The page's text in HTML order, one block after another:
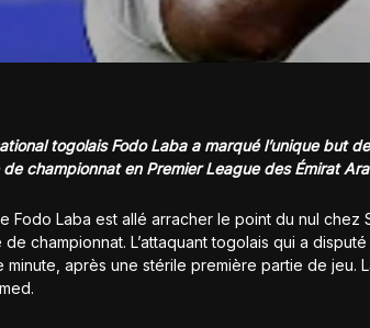
togolais Fodo Laba a marqué l’unique but
de championnat en Premier League des Émirat
Fodo Laba est allé arracher le point du nul
de championnat. L’attaquant togolais qui a
minute, après une stérile première partie de jeu.